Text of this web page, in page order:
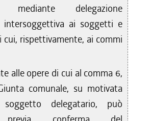
delegazione
intersoggettiva ai soggetti e
cui, rispettivamente, ai commi
alle opere di cui al comma 6,
comunale, su motivata
delegatario, può